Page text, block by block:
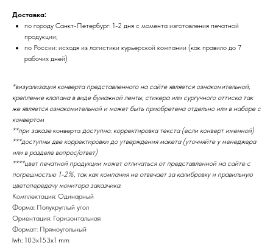
Доставка:
по городу Санкт-Петербург: 1-2 дня с момента изготовления печатной
продукции;
по России: исходя из логистики курьерской компании (как правило до 7
рабочих дней)
*визуализация конверта представленного на сайте является ознакомительной,
крепление клапана в виде бумажной ленты, стикера или сургучного оттиска так
же является ознакомительной и может быть приобретена отдельно или в наборе с
конвертом
**при заказеконверта доступно: корректировка текста (если конверт именной)
***доступны две корректировки до утверждения макета (уточняйте у менеджера
или в разделе вопрос/ответ)
****цвет печатной продукции может отличаться от представленной на сайте с
погрешностью 1-2%, так как компания не отвечает за калибровку и правильную
цветопередачу монитора заказчика.
Комплектация: Одинарный
Форма: Полукруглый угол
Ориентация: Горизонтальная
Формат: Прямоугольный
lwh: 103x153x1 mm